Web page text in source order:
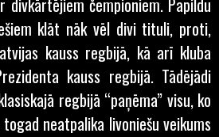
čempioniem. Papildu
klāt nāk vēl divi tituli, proti,
kauss regbijā, kā arī kluba
kauss regbijā. Tādējādi
regbijā “paņēma” visu, ko
neatpalika livoniešu veikums